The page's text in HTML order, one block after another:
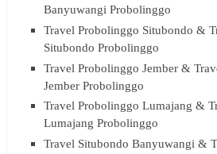
Banyuwangi Probolinggo
Travel Probolinggo Situbondo &
Situbondo Probolinggo
Travel Probolinggo Jember &
Jember Probolinggo
Travel Probolinggo Lumajang &
Lumajang Probolinggo
Travel Situbondo Banyuwangi &